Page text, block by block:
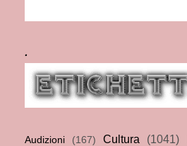
.
Audizioni (167) Cultura (1041)